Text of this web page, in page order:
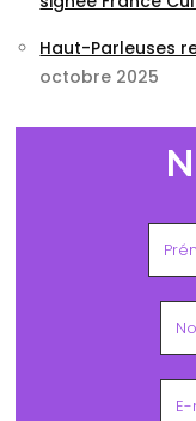
Haut-Parleuses
octobre 2025